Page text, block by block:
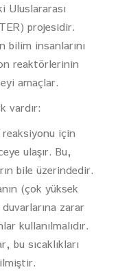
Uluslararası
projesidir.
bilim insanlarını
reaktörlerinin
amaçlar.
vardır:
reaksiyonu için
ulaşır. Bu,
bile üzerindedir.
(çok yüksek
zarar
kullanılmalıdır.
bu sıcaklıkları